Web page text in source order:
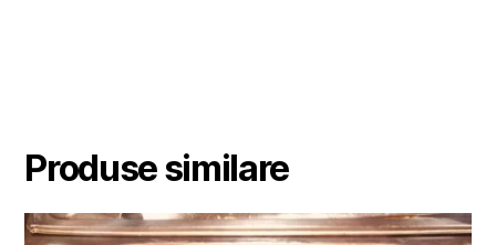
Produse similare